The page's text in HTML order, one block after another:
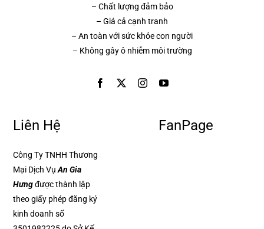
– Chất lượng đảm bảo
– Giá cả cạnh tranh
– An toàn với sức khỏe con người
– Không gây ô nhiễm môi trường
Liên Hệ
Công Ty TNHH Thương
Mại Dịch Vụ An Gia
Hưngđược thành lập
theo giấy phép đăng ký
kinh doanh số
FanPage